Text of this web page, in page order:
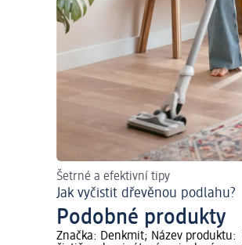
Šetrné a efektivní tipy
Jak vyčistit dřevěnou podlahu?
Podobné produkty
Značka: Denkmit; Název produktu: